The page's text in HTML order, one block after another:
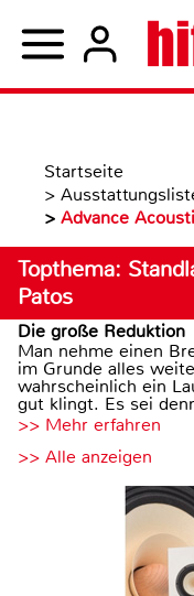
Startseite
>
> Advance
Topthema:
Patos
Die große Reduktion
Man nehme einen
im Grunde alles
wahrscheinlich ein
gut klingt. Es sei
>> Mehr erfahren
>> Alle anzeigen